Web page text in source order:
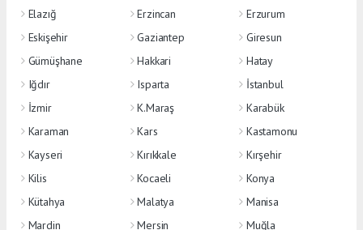
Elazığ
Erzincan
Erzurum
Eskişehir
Gaziantep
Giresun
Gümüşhane
Hakkari
Hatay
Iğdır
Isparta
İstanbul
İzmir
K.Maraş
Karabük
Karaman
Kars
Kastamonu
Kayseri
Kırıkkale
Kırşehir
Kilis
Kocaeli
Konya
Kütahya
Malatya
Manisa
Mardin
Mersin
Muğla